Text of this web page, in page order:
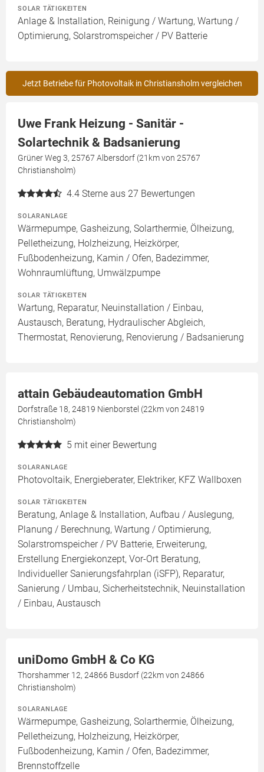
SOLAR TÄTIGKEITEN
Anlage & Installation, Reinigung / Wartung, Wartung /
Optimierung, Solarstromspeicher / PV Batterie
Jetzt Betriebe für Photovoltaik in Christiansholm vergleichen
Uwe Frank Heizung - Sanitär -
Solartechnik & Badsanierung
Grüner Weg 3, 25767 Albersdorf (21km von 25767
Christiansholm)
4.4 Sterne aus 27 Bewertungen
SOLARANLAGE
Wärmepumpe, Gasheizung, Solarthermie, Ölheizung,
Pelletheizung, Holzheizung, Heizkörper,
Fußbodenheizung, Kamin / Ofen, Badezimmer,
Wohnraumlüftung, Umwälzpumpe
SOLAR TÄTIGKEITEN
Wartung, Reparatur, Neuinstallation / Einbau,
Austausch, Beratung, Hydraulischer Abgleich,
Thermostat, Renovierung, Renovierung / Badsanierung
attain Gebäudeautomation GmbH
Dorfstraße 18, 24819 Nienborstel (22km von 24819
Christiansholm)
5 mit einer Bewertung
SOLARANLAGE
Photovoltaik, Energieberater, Elektriker, KFZ Wallboxen
SOLAR TÄTIGKEITEN
Beratung, Anlage & Installation, Aufbau / Auslegung,
Planung / Berechnung, Wartung / Optimierung,
Solarstromspeicher / PV Batterie, Erweiterung,
Erstellung Energiekonzept, Vor-Ort Beratung,
Individueller Sanierungsfahrplan (iSFP), Reparatur,
Sanierung / Umbau, Sicherheitstechnik, Neuinstallation
/ Einbau, Austausch
uniDomo GmbH & Co KG
Thorshammer 12, 24866 Busdorf (22km von 24866
Christiansholm)
SOLARANLAGE
Wärmepumpe, Gasheizung, Solarthermie, Ölheizung,
Pelletheizung, Holzheizung, Heizkörper,
Fußbodenheizung, Kamin / Ofen, Badezimmer,
Brennstoffzelle